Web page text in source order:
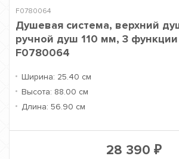
F0780064
Душевая система, верхний
ручной душ 110 мм, 3 функции
F0780064
Ширина: 25.40 см
Высота: 88.00 см
Длина: 56.90 см
28 390 ₽